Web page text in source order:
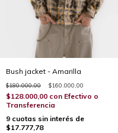
Bush jacket - Amarilla
$180.000,00 $160.000,00
$128.000,00 con Efectivo o
Transferencia
9 cuotas sin interés de
$17.777,78